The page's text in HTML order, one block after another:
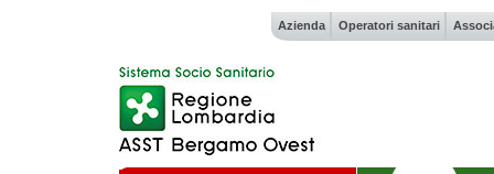
Azienda Operatori sanitari